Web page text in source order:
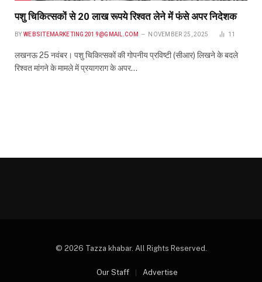
पशु चिकित्सकों से 20 लाख रूपये रिश्वत लेने में फंसे अपर निदेशक
BY WEBSITEMARKETING2019@GMAIL.COM NOVEMBER 25, 2025 11
लखनऊ 25 नवंबर। पशु चिकित्सकों की गोपनीय प्रविष्टी (सीआर) लिखने के बदले
रिश्वत मांगने के मामले में प्रयागराग के अपर…
© 2026 Tazza khabar. All Rights Reserved.
Our Staff Advertise